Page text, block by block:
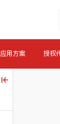
应用方案 授权